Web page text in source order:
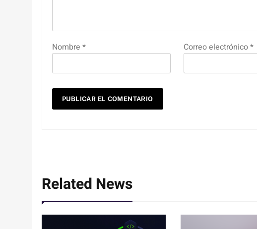
Nombre * Correo electrónico*
Related News